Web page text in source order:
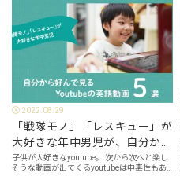
2022.08.29
「戦隊モノ」「レスキュー」が
大好きな年中男児が、自分から
好んで見るyoutube英語動画５
選
子供が大好きなyoutube。 次から次へと楽し
そうな動画が出てくるyoutubeは中毒性もあ